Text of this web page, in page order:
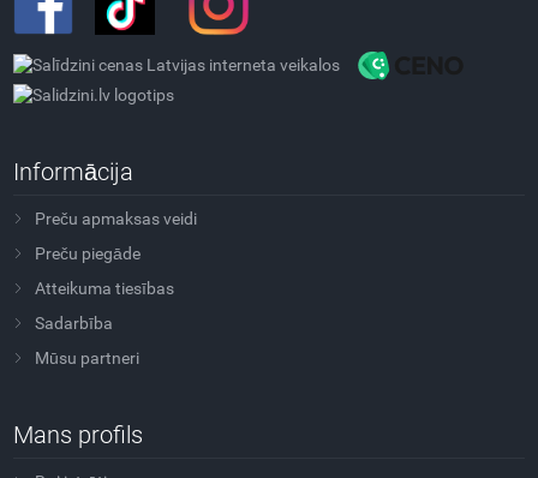
Informācija
Preču apmaksas veidi
Preču piegāde
Atteikuma tiesības
Sadarbība
Mūsu partneri
Mans profils